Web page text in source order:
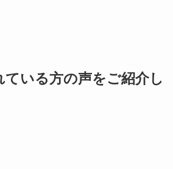
ている方の声をご紹介し